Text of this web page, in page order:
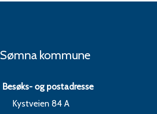
Sømna kommune
Besøks- og postadresse
Kystveien 84 A